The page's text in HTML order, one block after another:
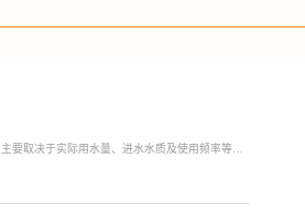
要取决于实际用水量、进水水质及使用频率等因
炭滤芯则建议每年更换一次以保障出水口感。